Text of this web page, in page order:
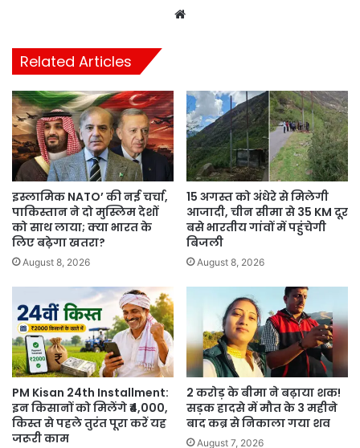
Related Articles
इस्लामिक NATO’ की नई चर्चा,
पाकिस्तान ने दो मुस्लिम देशों
को साथ लाया; क्या भारत के
लिए बढ़ेगा खतरा?
August 8, 2026
15 अगस्त को अंधेरे से मिलेगी
आजादी, चीन सीमा से 35 KM दूर
बसे भारतीय गांवों में पहुंचेगी
बिजली
August 8, 2026
PM Kisan 24th Installment:
इन किसानों को मिलेंगे ₹4,000,
किस्त से पहले तुरंत पूरा करें यह
जरूरी काम
2 करोड़ के बीमा ने बढ़ाया शक!
सड़क हादसे में मौत के 3 महीने
बाद कब्र से निकाला गया शव
August 7, 2026